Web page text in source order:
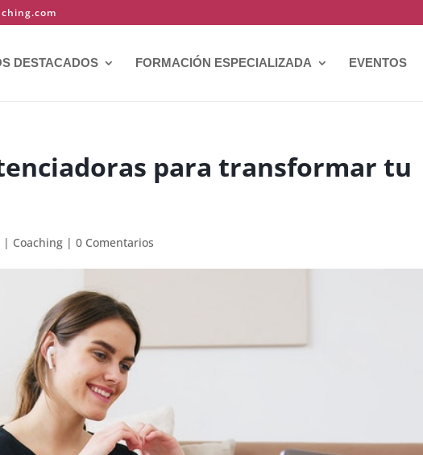
DESTACADOS FORMACIÓN ESPECIALIZADA EVENTOS
para transformar tu
| Coaching |0 Comentarios